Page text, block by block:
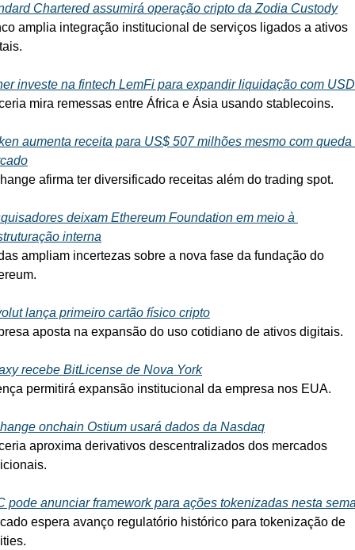
Chartered assumirá operação cripto da Zodia Custody
amplia integração institucional de serviços ligados a ativos
investe na fintech LemFi para expandir liquidação com
mira remessas entre África e Ásia usando stablecoins.
aumenta receita para US$ 507 milhões mesmo com queda
afirma ter diversificado receitas além do trading spot.
deixam Ethereum Foundation em meio à
interna
ampliam incertezas sobre a nova fase da fundação do
lança primeiro cartão físico cripto
aposta na expansão do uso cotidiano de ativos digitais.
recebe BitLicense de Nova York
permitirá expansão institucional da empresa nos EUA.
onchain Ostium usará dados da Nasdaq
aproxima derivativos descentralizados dos mercados
pode anunciar framework para ações tokenizadas nesta
espera avanço regulatório histórico para tokenização de